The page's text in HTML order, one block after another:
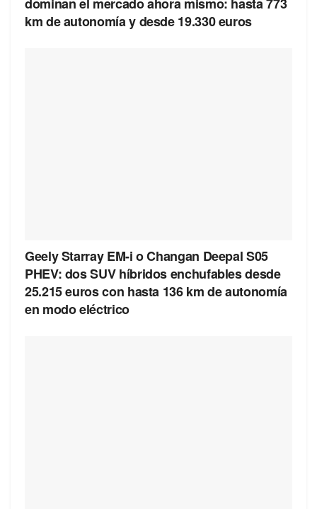
dominan el mercado ahora mismo: hasta 773
km de autonomía y desde 19.330 euros
Geely Starray EM-i o Changan Deepal S05
PHEV: dos SUV híbridos enchufables desde
25.215 euros con hasta 136 km de autonomía
en modo eléctrico